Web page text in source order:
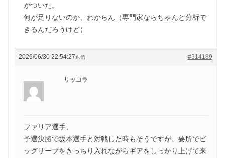
がついた。
何が足りないのか、わからん（専門家ならちゃんと分析で
きるんだろうけど）
2026/06/30 22:54:27 #314189
返信
リッコラ
ファリア選手、
予選決勝で坂本選手と対戦した時もそうですが、要所でビ
ッグサーブをきっちり入れながらギアをしっかり上げて来